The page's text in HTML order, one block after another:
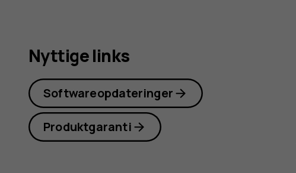
Nyttige links
Softwareopdateringer
Produktgaranti